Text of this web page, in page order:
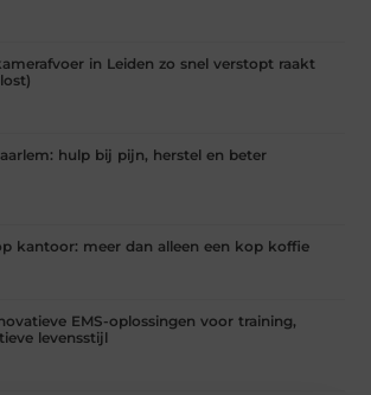
in Leiden zo snel verstopt raakt
hulp bij pijn, herstel en beter
kantoor: meer dan alleen een kop koffie
EMS-oplossingen voor training,
levensstijl